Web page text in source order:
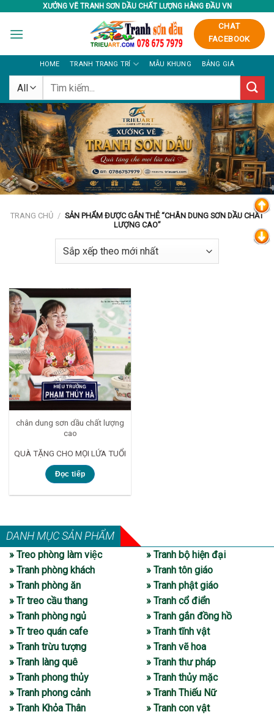
content
XƯỞNG VẼ TRANH SƠN DẦU CHẤT LƯỢNG HÀNG ĐẦU VN
CHAT
FACEBOOK
HOME TRANH TRANG TRÍ MẪU KHUNG BẢNG GIÁ
Tìm
TRANG CHỦ / SẢN PHẨM ĐƯỢC GẮN THẺ “CHÂN DUNG SƠN DẦU CHẤT
LƯỢNG CAO”
chân dung sơn dầu chất lượng
cao
QUÀ TẶNG CHO MỌI LỨA TUỔI
Đọc tiếp
DANH MỤC SẢN PHẨM
» Treo phòng làm việc
» Tranh phòng khách
» Tranh phòng ăn
» Tr treo cầu thang
» Tranh phòng ngủ
» Tr treo quán cafe
» Tranh trừu tượng
» Tranh làng quê
» Tranh phong thủy
» Tranh phong cảnh
» Tranh Khỏa Thân
» Tranh bộ hiện đại
» Tranh tôn giáo
» Tranh phật giáo
» Tranh cổ điển
» Tranh gắn đồng hồ
» Tranh tĩnh vật
» Tranh vẽ hoa
» Tranh thư pháp
» Tranh thủy mặc
» Tranh Thiếu Nữ
» Tranh con vật